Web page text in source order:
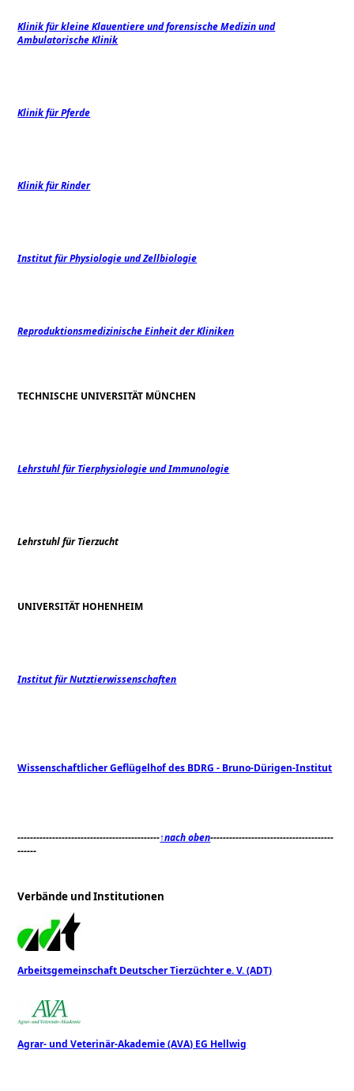
Klinik für kleine Klauentiere und forensische Medizin und
Ambulatorische Klinik
Klinik für Pferde
Klinik für Rinder
Institut für Physiologie und Zellbiologie
Reproduktionsmedizinische Einheit der Kliniken
TECHNISCHE UNIVERSITÄT MÜNCHEN
Lehrstuhl für Tierphysiologie und Immunologie
Lehrstuhl für Tierzucht
UNIVERSITÄT HOHENHEIM
Institut für Nutztierwissenschaften
Wissenschaftlicher Geflügelhof des BDRG - Bruno-Dürigen-Institut
---------------------------------------------↑nach oben---------------------------------------
------
Verbände und Institutionen
Arbeitsgemeinschaft Deutscher Tierzüchter e. V. (ADT)
Agrar- und Veterinär-Akademie (AVA) EG Hellwig